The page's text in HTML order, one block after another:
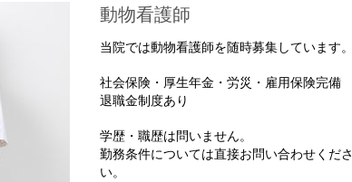
動物看護師
当院では動物看護師を随時募集しています。
社会保険・厚生年金・労災・雇用保険完備
退職金制度あり
学歴・職歴は問いません。
勤務条件については直接お問い合わせくださ
い。